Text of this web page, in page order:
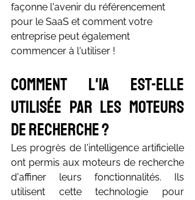
façonne l'avenir du référencement
pour le SaaS et comment votre
entreprise peut également
commencer à l'utiliser !
Comment l'IA est-elle
utilisée par les moteurs
de recherche ?
Les progrès de l'intelligence artificielle
ont permis aux moteurs de recherche
d'affiner leurs fonctionnalités. Ils
utilisent cette technologie pour